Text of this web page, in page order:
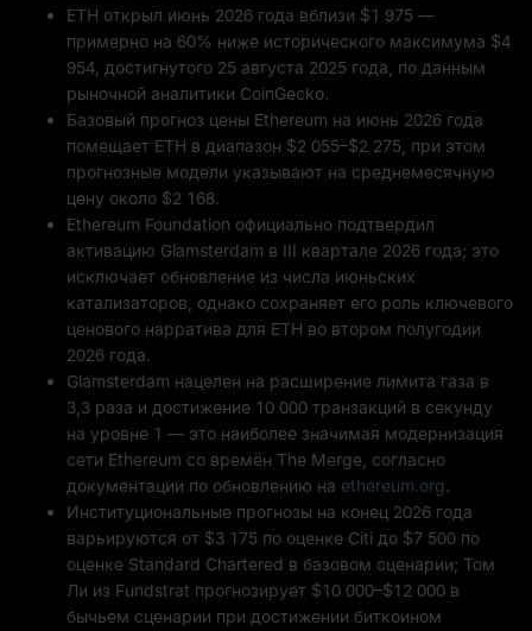
ETH открыл июнь 2026 года вблизи $1 975 —
примерно на 60% ниже исторического максимума $4
954, достигнутого 25 августа 2025 года, по данным
рыночной аналитики CoinGecko.
Базовый прогноз цены Ethereum на июнь 2026 года
помещает ETH в диапазон $2 055–$2 275, при этом
прогнозные модели указывают на среднемесячную
цену около $2 168.
Ethereum Foundation официально подтвердил
активацию Glamsterdam в III квартале 2026 года; это
исключает обновление из числа июньских
катализаторов, однако сохраняет его роль ключевого
ценового нарратива для ETH во втором полугодии
2026 года.
Glamsterdam нацелен на расширение лимита газа в
3,3 раза и достижение 10 000 транзакций в секунду
на уровне 1 — это наиболее значимая модернизация
сети Ethereum со времён The Merge, согласно
документации по обновлению на ethereum.org.
Институциональные прогнозы на конец 2026 года
варьируются от $3 175 по оценке Citi до $7 500 по
оценке Standard Chartered в базовом сценарии; Том
Ли из Fundstrat прогнозирует $10 000–$12 000 в
бычьем сценарии при достижении биткоином